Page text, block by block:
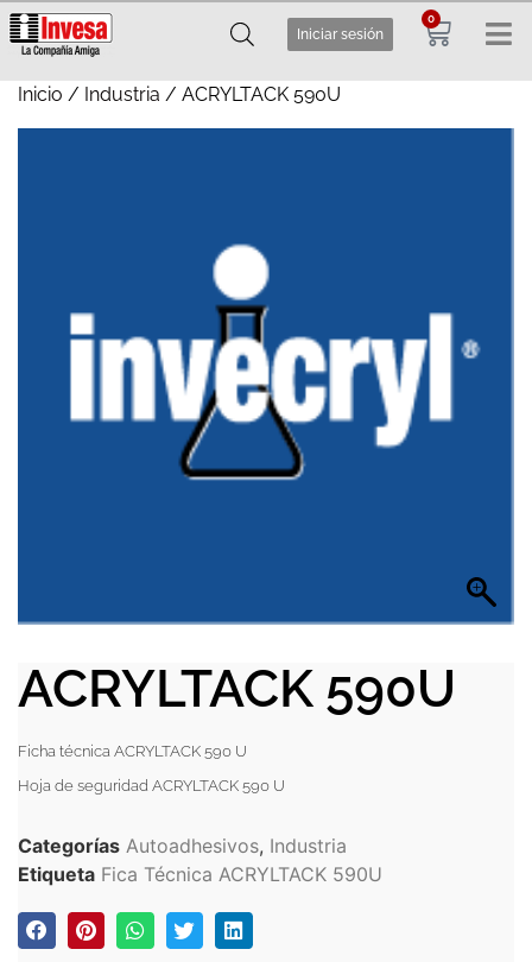
Iniciar sesión
0
Inicio / Industria / ACRYLTACK 590U
ACRYLTACK 590U
Ficha técnica ACRYLTACK 590 U
Hoja de seguridad ACRYLTACK 590 U
Categorías Autoadhesivos, Industria
Etiqueta Fica Técnica ACRYLTACK 590U